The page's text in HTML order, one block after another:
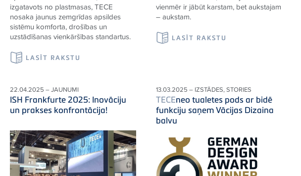
izgatavots no plastmasas,TECE
nosaka jaunus zemgrīdas apsildes
sistēmu komforta, drošības un
uzstādīšanas vienkāršības standartus.
LASĪT RAKSTU
vienmēr ir jābūt karstam, bet aukstajam
– aukstam.
LASĪT RAKSTU
22.04.2025 – JAUNUMI
ISH Frankfurte 2025: Inovāciju
un prakses konfrontācija!
13.03.2025 – IZSTĀDES, STORIES
TECEneo tualetes pods ar bidē
funkciju saņem Vācijas Dizaina
balvu